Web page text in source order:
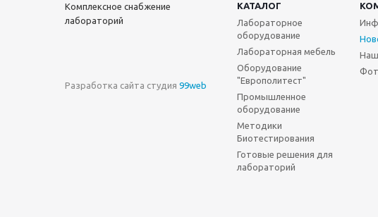
Комплексное снабжение
лабораторий
Разработка сайта студия 99web
КАТАЛОГ
Лабораторное
оборудование
Лабораторная мебель
Оборудование
"Европолитест"
Промышленное
оборудование
Методики
Биотестирования
Готовые решения для
лабораторий